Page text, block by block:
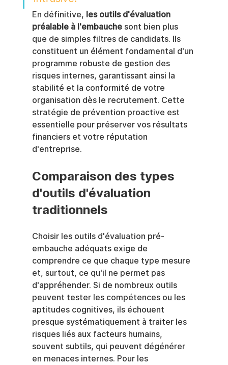
En définitive, les outils d'évaluation
préalable à l'embauche sont bien plus
que de simples filtres de candidats. Ils
constituent un élément fondamental d'un
programme robuste de gestion des
risques internes, garantissant ainsi la
stabilité et la conformité de votre
organisation dès le recrutement. Cette
stratégie de prévention proactive est
essentielle pour préserver vos résultats
financiers et votre réputation
d'entreprise.
Comparaison des types
d'outils d'évaluation
traditionnels
Choisir les outils d'évaluation pré-
embauche adéquats exige de
comprendre ce que chaque type mesure
et, surtout, ce qu'il ne permet pas
d'appréhender. Si de nombreux outils
peuvent tester les compétences ou les
aptitudes cognitives, ils échouent
presque systématiquement à traiter les
risques liés aux facteurs humains,
souvent subtils, qui peuvent dégénérer
en menaces internes. Pour les